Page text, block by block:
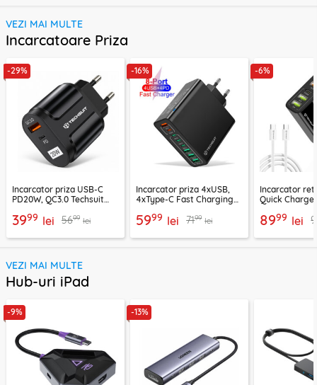
VEZI MAI MULTE
Incarcatoare Priza
-29%
Incarcator priza USB-C
PD20W, QC3.0 Techsuit
CHPD038
3999 lei 5699 lei
-16%
Incarcator priza 4xUSB,
4xType-C Fast Charging
negru, CHPD224
5999 lei 7199 lei
-6%
Incarcator
Quick Charge
CHC2
8999 lei
VEZI MAI MULTE
Hub-uri iPad
-9% -13%